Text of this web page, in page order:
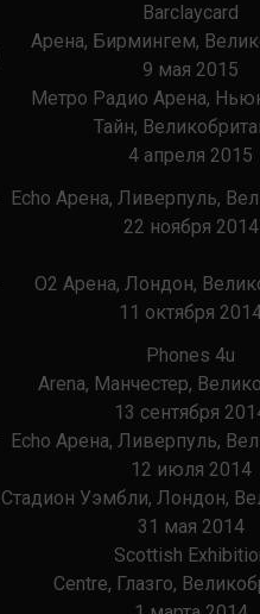
Barclaycard
Aрена, Бирмингем,
9 мая 2015
Метро Радио Арена,
Тайн,
4 апреля 2015
Echo Арена, Ливерпуль,
22 ноября 2014
О2 Арена, Лондон,
11 октября
Phones 4u
Arena, Манчестер,
13 сентября
Echo Арена, Ливерпуль,
12 июля 2014
Стадион Уэмбли, Лондон,
31 мая 2014
Scottish
Centre, Глазго,